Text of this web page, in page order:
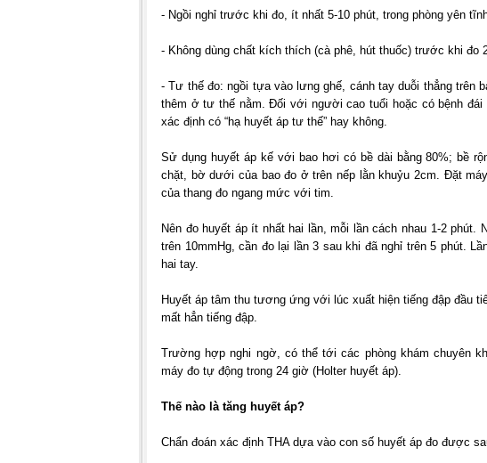
- Ngồi nghỉ trước khi đo, ít nhất 5-10 phút, trong phòng yên
- Không dùng chất kích thích (cà phê, hút thuốc) trước khi đo
- Tư thế đo: ngồi tựa vào lưng ghế, cánh tay duỗi thẳng trên
thêm ở tư thế nằm. Đối với người cao tuổi hoặc có bệnh
xác định có “hạ huyết áp tư thế” hay không.
Sử dụng huyết áp kế với bao hơi có bề dài bằng 80%; bề
chặt, bờ dưới của bao đo ở trên nếp lằn khuỷu 2cm. Đặt
của thang đo ngang mức với tim.
Nên đo huyết áp ít nhất hai lần, mỗi lần cách nhau 1-2 phút.
trên 10mmHg, cần đo lại lần 3 sau khi đã nghỉ trên 5 phút.
hai tay.
Huyết áp tâm thu tương ứng với lúc xuất hiện tiếng đập đầu
mất hẳn tiếng đập.
Trường hợp nghi ngờ, có thể tới các phòng khám chuyên
máy đo tự động trong 24 giờ (Holter huyết áp).
Thế nào là tăng huyết áp?
Chẩn đoán xác định THA dựa vào con số huyết áp đo được